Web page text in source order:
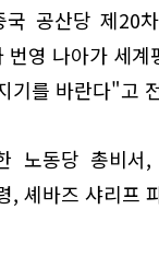
공산당 제20
영 나아가 세
기를 바란다"고
노동당 총비
, 셰바즈 샤리프